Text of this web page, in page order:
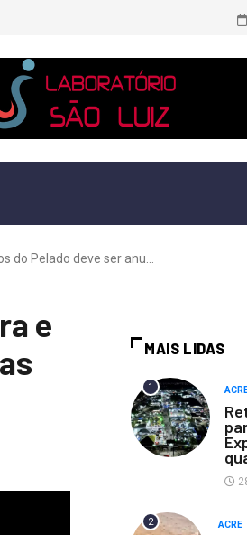
do Pelado deve ser anu...
e
MAIS LIDAS
1
2 ACRE